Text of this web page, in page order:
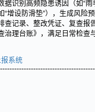
识别高频隐患诱因（如“雨
增设防滑垫”），生成风险预
查记录、整改凭证、复查报
治理台账》，满足日常检查
系统